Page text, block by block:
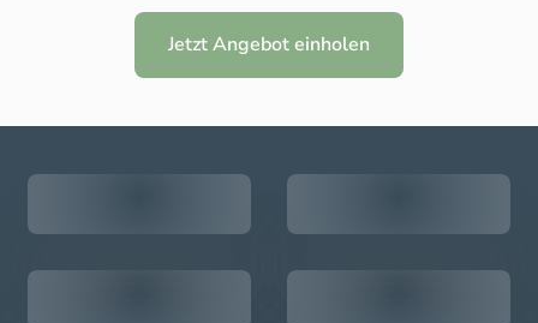
Jetzt Angebot einholen